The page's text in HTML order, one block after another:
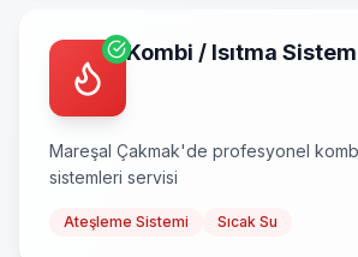
Kombi / Isıtma
Mareşal Çakmak'de profesyonel
sistemleri servisi
Ateşleme Sistemi Sıcak Su